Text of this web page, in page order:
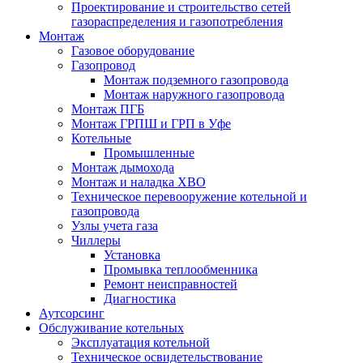
Проектирование и строительство сетей
газораспределения и газопотребления
Монтаж
Газовое оборудование
Газопровод
Монтаж подземного газопровода
Монтаж наружного газопровода
Монтаж ПГБ
Монтаж ГРПШ и ГРП в Уфе
Котельные
Промышленные
Монтаж дымохода
Монтаж и наладка ХВО
Техническое перевооружение котельной и
газопровода
Узлы учета газа
Чиллеры
Установка
Промывка теплообменника
Ремонт неисправностей
Диагностика
Аутсорсинг
Обслуживание котельных
Эксплуатация котельной
Техническое освидетельствование